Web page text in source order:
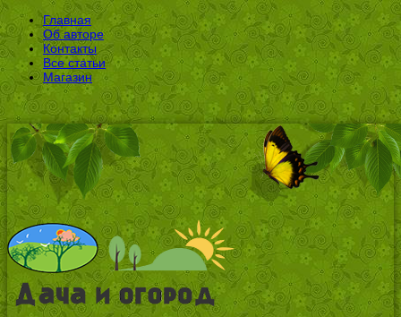
Главная
Об авторе
Контакты
Все статьи
Магазин